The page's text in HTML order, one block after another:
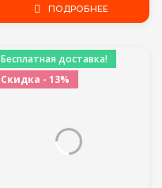
Цифровой Дисплей Для
ПОДРОБНЕЕ
Бесплатная доставка!
Скидка - 13%